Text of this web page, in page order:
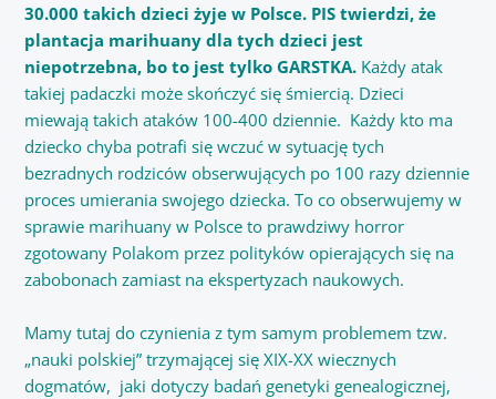
30.000 takich dzieci żyje w Polsce. PIS twierdzi, że
plantacja marihuany dla tych dzieci jest
niepotrzebna, bo to jest tylko GARSTKA.Każdy atak
takiej padaczki może skończyć się śmiercią. Dzieci
miewają takich ataków 100-400 dziennie. Każdy kto ma
dziecko chyba potrafi się wczuć w sytuację tych
bezradnych rodziców obserwujących po 100 razy dziennie
proces umierania swojego dziecka. To co obserwujemy w
sprawie marihuany w Polsce to prawdziwy horror
zgotowany Polakom przez polityków opierających się na
zabobonach zamiast na ekspertyzach naukowych.
Mamy tutaj do czynienia z tym samym problemem tzw.
„nauki polskiej” trzymającej się XIX-XX wiecznych
dogmatów, jaki dotyczy badań genetyki genealogicznej,